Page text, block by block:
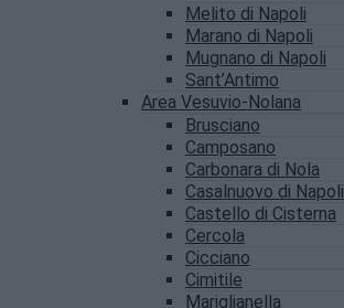
Melito di Napoli
Marano di Napoli
Mugnano di Napoli
Sant’Antimo
Area Vesuvio-Nolana
Brusciano
Camposano
Carbonara di Nola
Casalnuovo di Napoli
Castello di Cisterna
Cercola
Cicciano
Cimitile
Mariglianella